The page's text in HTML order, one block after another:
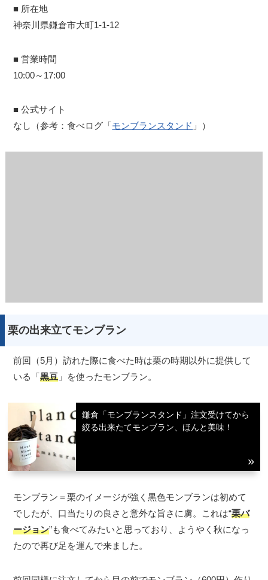
■ 所在地
神奈川県鎌倉市大町1-1-12
■ 営業時間
10:00～17:00
■ 公式サイト
なし（参考：食べログ「モンブランスタンド 」）
栗の出来立てモンブラン
前回（5月）訪れた際に食べた時は栗の時期以外に提供して
いる「黒豆 」を使ったモンブラン。
鎌倉「モンブランスタンド」注文受けてから
絞る出来たてモンブラン、ほんと美味！
モンブラン＝栗のイメージが強く黒色モンブランは初めて
でしたが、口当たりの良さと意外な旨さに虜。これは“栗バ
ージョン”も食べてみたいと思っており、ようやく秋になっ
たので再び足を運んで来ました。